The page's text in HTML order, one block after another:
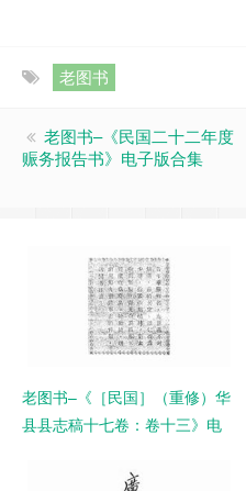
老图书
老图书–《民国二十二年度
赈务报告书》电子版合集
老图书–《［民国］（重修）华
县县志稿十七卷：卷十三》电